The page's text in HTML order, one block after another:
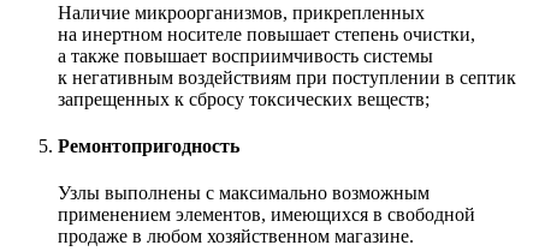
Наличие микроорганизмов, прикрепленных
на инертном носителе повышает степень очистки,
а также повышает восприимчивость системы
к негативным воздействиям при поступлении в септик
запрещенных к сбросу токсических веществ;
Ремонтопригодность
Узлы выполнены с максимально возможным
применением элементов, имеющихся в свободной
продаже в любом хозяйственном магазине.